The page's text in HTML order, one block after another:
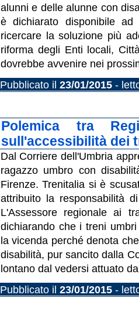
alunni e delle alunne con
è dichiarato disponibile
ricercare la soluzione più
riforma degli Enti locali,
dovrebbe avvenire nei
Pubblicato il 23/01/2015-
Polemica tra
sull'accessibilità dei
Dal Corriere dell'Umbria
ragazzo umbro con
Firenze. Trenitalia si è
attribuito la responsabilità
L'Assessore regionale ai
dichiarando che i treni
la vicenda perché denota
disabilità, pur sancito dalla
lontano dal vedersi attuato
Pubblicato il 23/01/2015-